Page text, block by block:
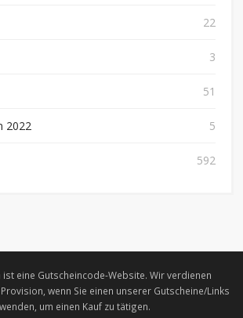
22
3
51
2022 5
592
eine Gutscheincode-Website. Wir verdienen
wenn Sie einen unserer Gutscheine/Links
um einen Kauf zu tätigen.